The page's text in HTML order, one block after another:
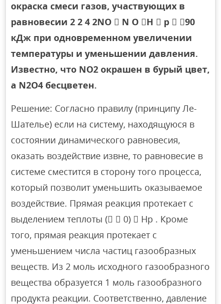
окраска смеси газов, участвующих в
равновесии 2 2 4 2NO  N O H  p  90
кДж при одновременном увеличении
температуры и уменьшении давления.
Известно, что NO2 окрашен в бурый цвет,
а N2O4 бесцветен.
Решение: Согласно правилу (принципу Ле-
Шателье) если на систему, находящуюся в
состоянии динамического равновесия,
оказать воздействие извне, то равновесие в
системе сместится в сторону того процесса,
который позволит уменьшить оказываемое
воздействие. Прямая реакция протекает с
выделением теплоты (  0)  Hp . Кроме
того, прямая реакция протекает с
уменьшением числа частиц газообразных
веществ. Из 2 моль исходного газообразного
вещества образуется 1 моль газообразного
продукта реакции. Соответственно, давление